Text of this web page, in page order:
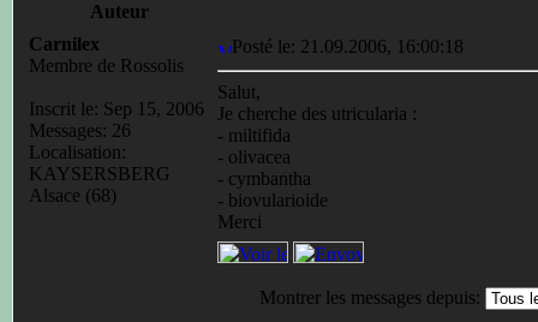
Auteur
Carnilex
Membre de Rossolis
Inscrit le: Sep 15, 2006
Messages: 26
Localisation:
KAYSERSBERG
Alsace (68)
Posté le: 21.09.2006, 16:00:18
Salut,
Je cherche des utricularia :
- miltifida
- olivacea
- cymbantha
- biovularioide
Merci
Montrer les messages depuis: